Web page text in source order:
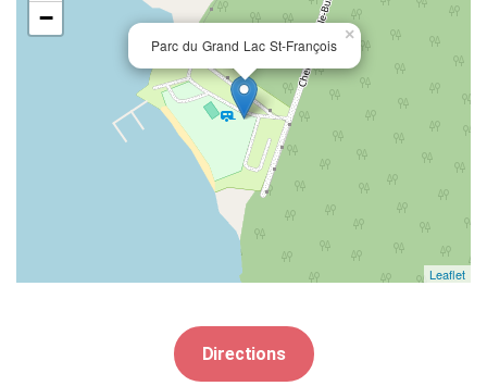
Parc du Grand Lac St-François
×
−
Leaflet
Directions